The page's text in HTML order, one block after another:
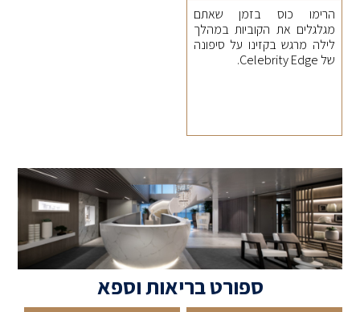
הרימו כוס בזמן שאתם
מגלגלים את הקוביות במהלך
לילה מרגש בקזינו על סיפונה
של Celebrity Edge.
ספורט בריאות וספא